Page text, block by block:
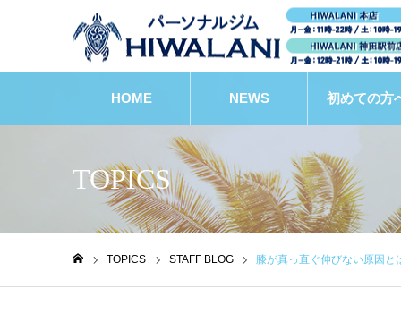
HOME NEWS 初めての方
TOPICS
TOPICS STAFF BLOG 膝が真っ直ぐ伸びない原因と